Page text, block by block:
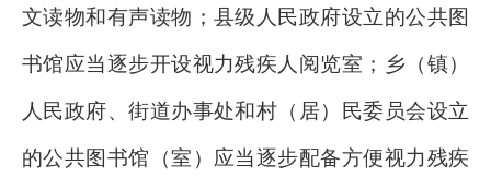
文读物和有声读物；县级人民政府设立的公共图
书馆应当逐步开设视力残疾人阅览室；乡（镇）
人民政府、街道办事处和村（居）民委员会设立
的公共图书馆（室）应当逐步配备方便视力残疾